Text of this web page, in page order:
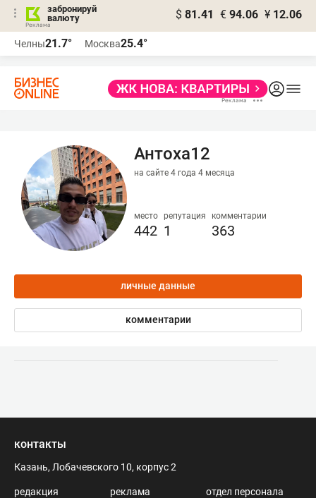
забронируй
валюту
$ 81.41 € 94.06 ¥ 12.06
Челны21.7° Москва25.4°
Антоха12
на сайте 4 года 4 месяца
место
442
репутация
1
комментарии
363
личные данные
комментарии
контакты
Казань, Лобачевского 10, корпус 2
редакция
реклама
отдел персонала